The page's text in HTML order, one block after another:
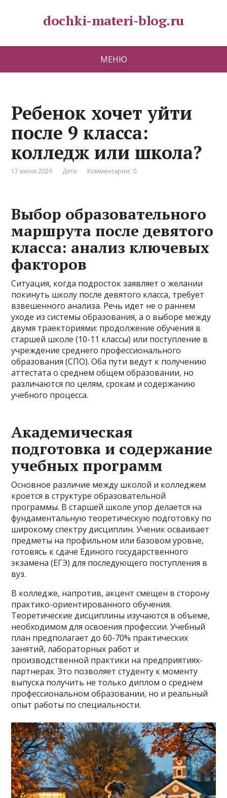
dochki-materi-blog.ru
МЕНЮ
Ребенок хочет уйти
после 9 класса:
колледж или школа?
17 июня 2026 Дети Комментарии: 0
Выбор образовательного
маршрута после девятого
класса: анализ ключевых
факторов
Ситуация, когда подросток заявляет о желании
покинуть школу после девятого класса, требует
взвешенного анализа. Речь идет не о раннем
уходе из системы образования, а о выборе между
двумя траекториями: продолжение обучения в
старшей школе (10-11 классы) или поступление в
учреждение среднего профессионального
образования (СПО). Оба пути ведут к получению
аттестата о среднем общем образовании, но
различаются по целям, срокам и содержанию
учебного процесса.
Академическая
подготовка и содержание
учебных программ
Основное различие между школой и колледжем
кроется в структуре образовательной
программы. В старшей школе упор делается на
фундаментальную теоретическую подготовку по
широкому спектру дисциплин. Ученик осваивает
предметы на профильном или базовом уровне,
готовясь к сдаче Единого государственного
экзамена (ЕГЭ) для последующего поступления в
вуз.
В колледже, напротив, акцент смещен в сторону
практико-ориентированного обучения.
Теоретические дисциплины изучаются в объеме,
необходимом для освоения профессии. Учебный
план предполагает до 60-70% практических
занятий, лабораторных работ и
производственной практики на предприятиях-
партнерах. Это позволяет студенту к моменту
выпуска получить не только диплом о среднем
профессиональном образовании, но и реальный
опыт работы по специальности.